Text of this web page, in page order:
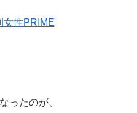
女性PRIME
ったのが、